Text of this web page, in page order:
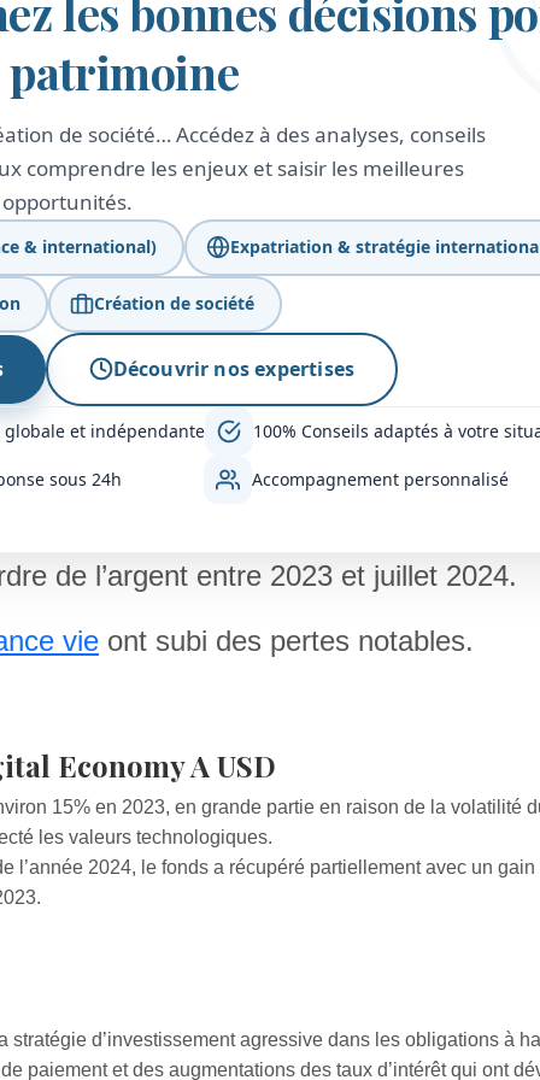
les bonnes décisions
patrimoine
de société… Accédez à des analyses, conseils
comprendre les enjeux et saisir les meilleures
opportunités.
& international) Expatriation & stratégie
Création de société
Découvrir nos expertises
globale et indépendante 100% Conseils adaptés à votre
sous 24h Accompagnement personnalisé
de l’argent entre 2023 et juillet 2024.
vie ont subi des pertes notables.
Economy A USD
15% en 2023, en grande partie en raison de la volatilité
les valeurs technologiques.
l’année 2024, le fonds a récupéré partiellement avec un gain
d’investissement agressive dans les obligations à
paiement et des augmentations des taux d’intérêt qui ont